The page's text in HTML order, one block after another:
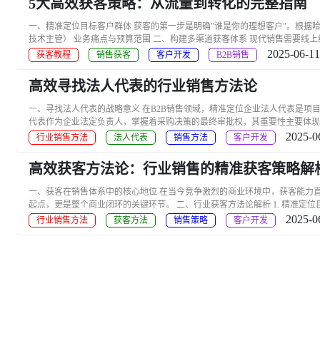
5大高效获客策略：从流量到转化的完整指南
一、精准定位目标客户群体 获客的第一步是明确"谁是你的理想客户"。根据
技术主管） 业务痛点与预算范围 二、构建多渠道获客体系 现代销售需要线
获客教程
销售获客 客户开发 B2B销售 2025-06-
高效寻找法人代表的行业销售方法论
一、寻找法人代表的战略意义 在B2B销售领域，精准定位企业法人代表是项
代表作为企业法定负责人，掌握着采购决策的最终审批权，其重要性主要体
行业销售方法
法人代表 销售方法 客户开发 2025-
高效获客方法论：行业销售的精准获客策略解
一、获客在销售体系中的核心地位 在当今竞争激烈的商业环境中，获客能力
起点，更是整个商业闭环的关键环节。 二、行业获客方法论解析 1. 精准定
行业销售方法
获客方法 销售策略 客户开发 2025-